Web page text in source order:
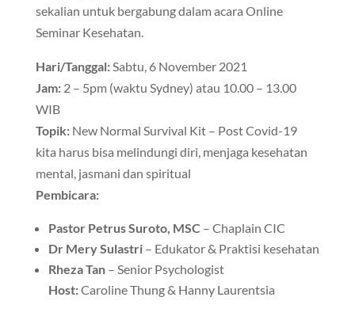
sekalian untuk bergabung dalam acara Online
Seminar Kesehatan.
Hari/Tanggal: Sabtu, 6 November 2021
Jam: 2 – 5pm (waktu Sydney) atau 10.00 – 13.00
WIB
Topik: New Normal Survival Kit – Post Covid-19
kita harus bisa melindungi diri, menjaga kesehatan
mental, jasmani dan spiritual
Pembicara:
Pastor Petrus Suroto, MSC – Chaplain CIC
Dr Mery Sulastri – Edukator & Praktisi kesehatan
Rheza Tan– Senior Psychologist
Host:Caroline Thung & Hanny Laurentsia